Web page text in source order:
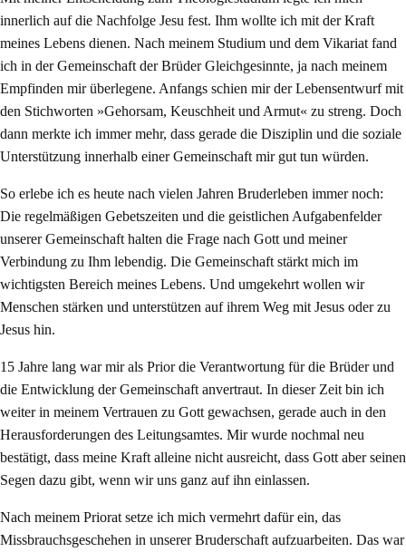
innerlich auf die Nachfolge Jesu fest. Ihm wollte ich mit der Kraft
meines Lebens dienen. Nach meinem Studium und dem Vikariat fand
ich in der Gemeinschaft der Brüder Gleichgesinnte, ja nach meinem
Empfinden mir überlegene. Anfangs schien mir der Lebensentwurf mit
den Stichworten »Gehorsam, Keuschheit und Armut« zu streng. Doch
dann merkte ich immer mehr, dass gerade die Disziplin und die soziale
Unterstützung innerhalb einer Gemeinschaft mir gut tun würden.
So erlebe ich es heute nach vielen Jahren Bruderleben immer noch:
Die regelmäßigen Gebetszeiten und die geistlichen Aufgabenfelder
unserer Gemeinschaft halten die Frage nach Gott und meiner
Verbindung zu Ihm lebendig. Die Gemeinschaft stärkt mich im
wichtigsten Bereich meines Lebens. Und umgekehrt wollen wir
Menschen stärken und unterstützen auf ihrem Weg mit Jesus oder zu
Jesus hin.
15 Jahre lang war mir als Prior die Verantwortung für die Brüder und
die Entwicklung der Gemeinschaft anvertraut. In dieser Zeit bin ich
weiter in meinem Vertrauen zu Gott gewachsen, gerade auch in den
Herausforderungen des Leitungsamtes. Mir wurde nochmal neu
bestätigt, dass meine Kraft alleine nicht ausreicht, dass Gott aber seinen
Segen dazu gibt, wenn wir uns ganz auf ihn einlassen.
Nach meinem Priorat setze ich mich vermehrt dafür ein, das
Missbrauchsgeschehen in unserer Bruderschaft aufzuarbeiten. Das war